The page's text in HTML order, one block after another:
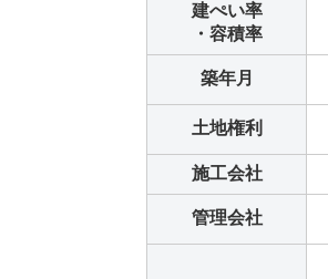
建ぺい率
・容積率
築年月
土地権利
施工会社
管理会社